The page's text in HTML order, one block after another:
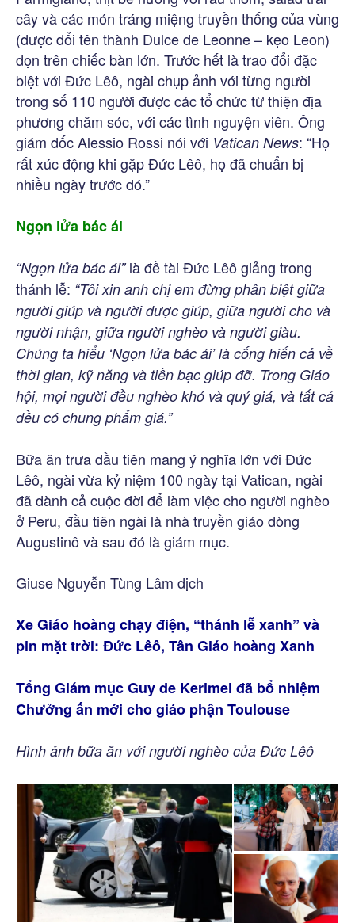
cây và các món tráng miệng truyền thống của vùng
(được đổi tên thành Dulce de Leonne – kẹo Leon)
dọn trên chiếc bàn lớn. Trước hết là trao đổi đặc
biệt với Đức Lêô, ngài chụp ảnh với từng người
trong số 110 người được các tổ chức từ thiện địa
phương chăm sóc, với các tình nguyện viên. Ông
giám đốc Alessio Rossi nói với Vatican News: “Họ
rất xúc động khi gặp Đức Lêô, họ đã chuẩn bị
nhiều ngày trước đó.”
Ngọn lửa bác ái
“Ngọn lửa bác ái”là đề tài Đức Lêô giảng trong
thánh lễ: “Tôi xin anh chị em đừng phân biệt giữa
người giúp và người được giúp, giữa người cho và
người nhận, giữa người nghèo và người giàu.
Chúng ta hiểu ‘Ngọn lửa bác ái’ là cống hiến cả về
thời gian, kỹ năng và tiền bạc giúp đỡ. Trong Giáo
hội, mọi người đều nghèo khó và quý giá, và tất cả
đều có chung phẩm giá.”
Bữa ăn trưa đầu tiên mang ý nghĩa lớn với Đức
Lêô, ngài vừa kỷ niệm 100 ngày tại Vatican, ngài
đã dành cả cuộc đời để làm việc cho người nghèo
ở Peru, đầu tiên ngài là nhà truyền giáo dòng
Augustinô và sau đó là giám mục.
Giuse Nguyễn Tùng Lâm dịch
Xe Giáo hoàng chạy điện, “thánh lễ xanh” và
pin mặt trời: Đức Lêô, Tân Giáo hoàng Xanh
Tổng Giám mục Guy de Kerimel đã bổ nhiệm
Chưởng ấn mới cho giáo phận Toulouse
Hình ảnh bữa ăn với người nghèo của Đức Lêô